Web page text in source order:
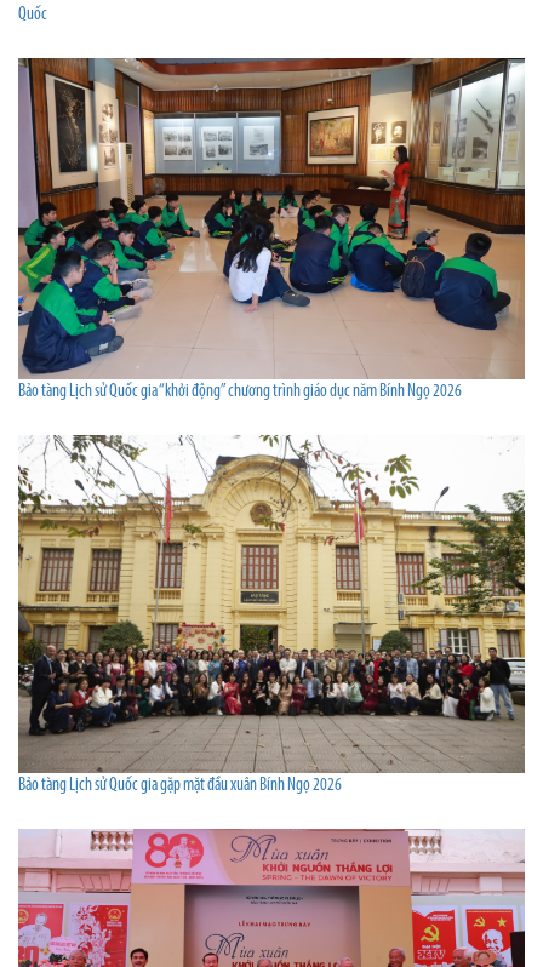
Quốc
Bảo tàng Lịch sử Quốc gia “khởi động” chương trình giáo dục năm Bính Ngọ 2026
Bảo tàng Lịch sử Quốc gia gặp mặt đầu xuân Bính Ngọ 2026